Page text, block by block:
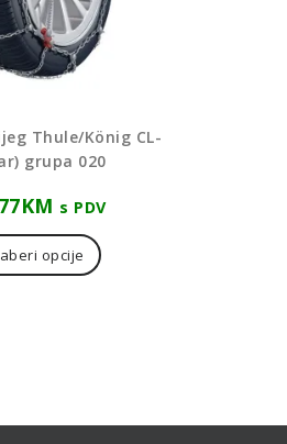
Thule/König CL-
grupa 020
KM s PDV
opcije